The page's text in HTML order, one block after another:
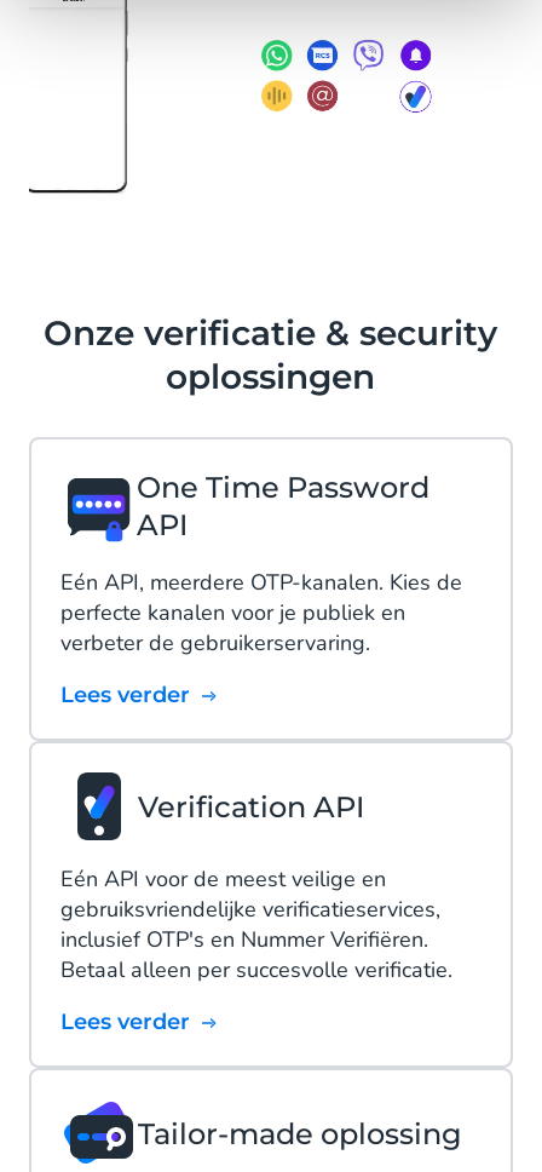
Onze verificatie & security
oplossingen
One Time Password
API
Eén API, meerdere OTP-kanalen. Kies de
perfecte kanalen voor je publiek en
verbeter de gebruikerservaring.
Lees verder
Verification API
Eén API voor de meest veilige en
gebruiksvriendelijke verificatieservices,
inclusief OTP's en Nummer Verifiëren.
Betaal alleen per succesvolle verificatie.
Lees verder
Tailor-made oplossing